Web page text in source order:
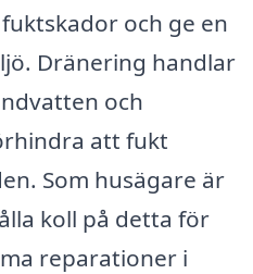
och ge en
Dränering handlar
och
att fukt
Som husägare är
koll på detta för
reparationer i